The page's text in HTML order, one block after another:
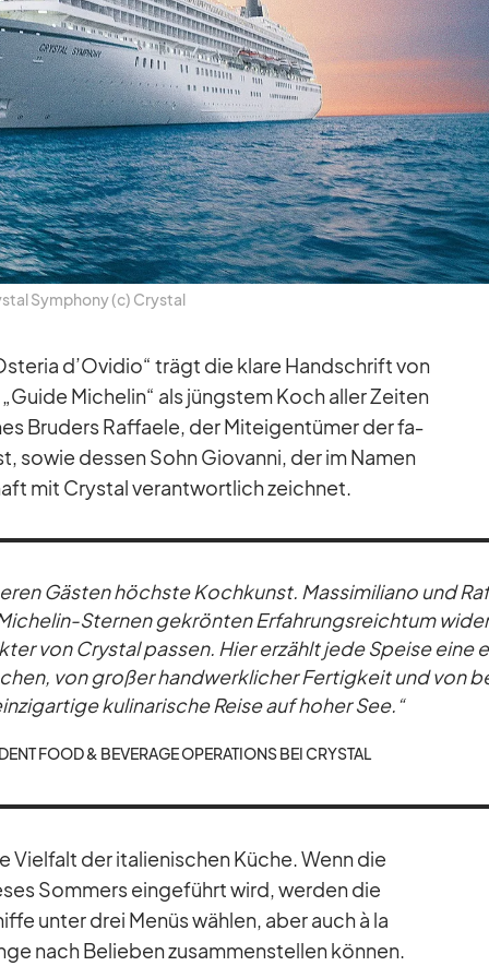
Sym­phony (c) Crys­tal
d’Ovidio“ trägt die klare Hand­schrift von
Mi­che­lin“ als jüngs­tem Koch al­ler Zei­ten
Bru­ders Raf­faele, der Mit­ei­gen­tü­mer der fa­
so­wie des­sen Sohn Gio­vanni, der im Na­men
mit Crys­tal ver­ant­wort­lich zeich­net.
Gäs­ten höchste Koch­kunst. Mas­si­mi­liano und
Ster­nen ge­krön­ten Er­fah­rungs­reich­tum
von Crys­tal pas­sen. Hier er­zählt jede Speise eine
von gro­ßer hand­werk­li­cher Fer­tig­keit und von
ku­li­na­ri­sche Reise auf ho­her See.“
FOOD & BE­VERAGE OPE­RA­TI­ONS BEI CRYS­TAL
Viel­falt der ita­lie­ni­schen Kü­che. Wenn die
Som­mers ein­ge­führt wird, wer­den die
un­ter drei Me­nüs wäh­len, aber auch à la
nach Be­lie­ben zu­sam­men­stel­len kön­nen.